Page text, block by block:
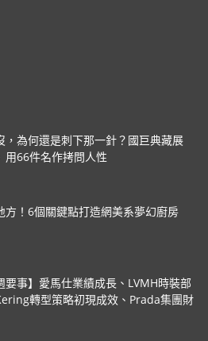
，為何還是刺下那一針？國巨典藏展
用66件名作拷問人性
方！6個關鍵點打造網美系夢幻廚房
要事】愛馬仕業績成長、LVMH時裝部
轉型策略初現成效、Prada集團財